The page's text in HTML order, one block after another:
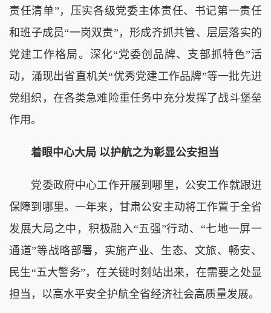
责任清单”，压实各级党委主体责任、书记第一责任
和班子成员“一岗双责”，形成齐抓共管、层层落实的
党建工作格局。深化“党委创品牌、支部抓特色”活
动，涌现出省直机关“优秀党建工作品牌”等一批先进
党组织，在各类急难险重任务中充分发挥了战斗堡垒
作用。
着眼中心大局 以护航之为彰显公安担当
党委政府中心工作开展到哪里，公安工作就跟进
保障到哪里。一年来，甘肃公安主动将工作置于全省
发展大局之中，积极融入“五强”行动、“七地一屏一
通道”等战略部署，实施产业、生态、文旅、畅安、
民生“五大警务”，在关键时刻站出来，在需要之处显
担当，以高水平安全护航全省经济社会高质量发展。